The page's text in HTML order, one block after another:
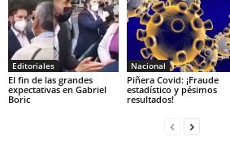
Editoriales
El fin de las grandes
expectativas en Gabriel
Boric
Nacional
Piñera Covid: ¡Fraude
estadístico y pésimos
resultados!